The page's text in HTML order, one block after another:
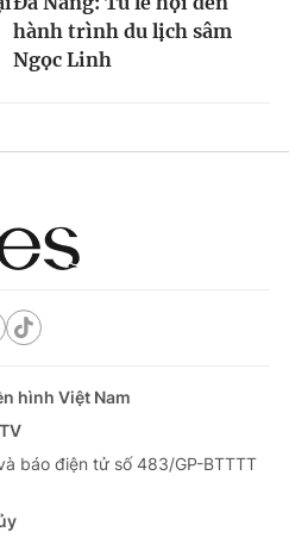
hành trình du lịch sâm
Ngọc Linh
hình Việt Nam
báo điện tử số 483/GP-BTTTT